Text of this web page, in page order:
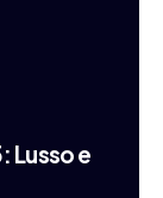
Lusso e